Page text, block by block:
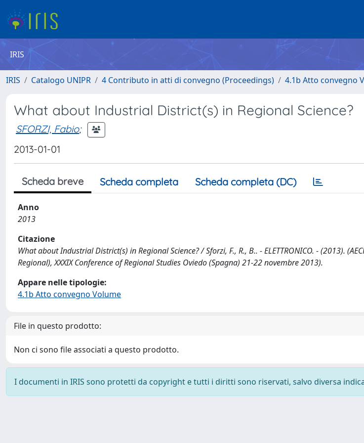
IRIS
IRIS Catalogo UNIPR 4 Contributo in atti di convegno (Proceedings) 4.1b Atto convegno
What about Industrial District(s) in Regional Science?
SFORZI, Fabio;
2013-01-01
Scheda breve Scheda completa Scheda completa (DC)
Anno
2013
Citazione
What about Industrial District(s) in Regional Science? / Sforzi, F., R., B.. - ELETTRONICO. - (2013).
Regional), XXXIX Conference of Regional Studies Oviedo (Spagna) 21-22 novembre 2013).
Appare nelle tipologie:
4.1b Atto convegno Volume
File in questo prodotto:
Non ci sono file associati a questo prodotto.
I documenti in IRIS sono protetti da copyright e tutti i diritti sono riservati, salvo diversa